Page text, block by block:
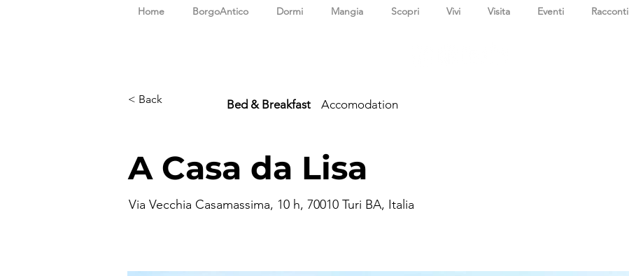
Home BorgoAntico Dormi Mangia Scopri Vivi Visita Eventi Racconti
< Back Bed & Breakfast Accomodation
A Casa da Lisa
Via Vecchia Casamassima, 10 h, 70010 Turi BA, Italia